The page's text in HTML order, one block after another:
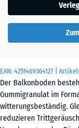
EAN:4251469364127 |
Der Balkonboden
Gummigranulat im
witterungsbeständig.
reduzieren